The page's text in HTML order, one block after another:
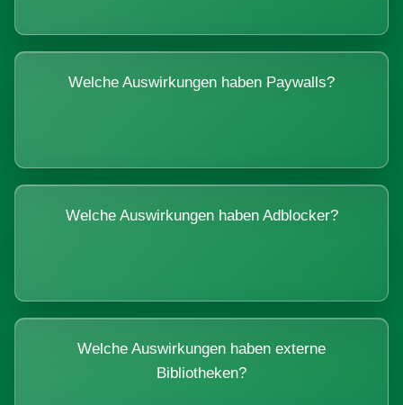
Welche Auswirkungen haben Paywalls?
Welche Auswirkungen haben Adblocker?
Welche Auswirkungen haben externe
Bibliotheken?